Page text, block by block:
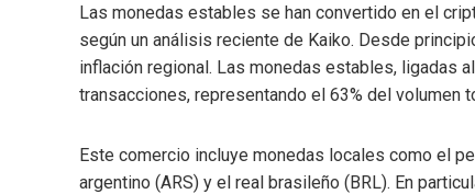
Las monedas estables se han convertido en el
según un análisis reciente de Kaiko. Desde
inflación regional. Las monedas estables, ligadas
transacciones, representando el 63% del
Este comercio incluye monedas locales como el
argentino (ARS) y el real brasileño (BRL). En